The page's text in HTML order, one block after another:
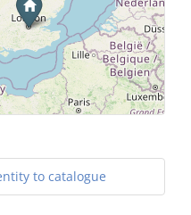
| Maps and Data ©OpenStreetMap.
to catalogue